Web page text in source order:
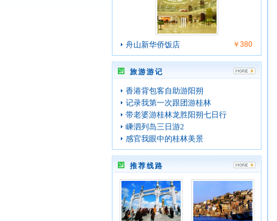
舟山新华侨饭店 ￥380
旅游游记
香港背包客自助游阳朔
记录我第一次跟团游桂林
带老婆游桂林龙胜阳朔七日行
嵊泗列岛三日游2
感官我眼中的桂林美景
推荐线路